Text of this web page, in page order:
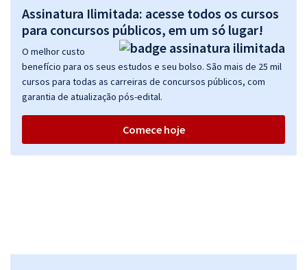
(Cargo 200) - Pós-edital
R$ 399,92à vista
ou 12x de R$33,33
Comprar
SEDES DF - Secretaria de Desenvolvimento Social do Distrito Federal
Comprar
Assinatura Ilimitada: acesse todos os cursos
para concursos públicos, em um só lugar!
O melhor custo
benefício para os seus estudos e seu bolso. São mais de 25 mil
cursos para todas as carreiras de concursos públicos, com
garantia de atualização pós-edital.
Comece hoje